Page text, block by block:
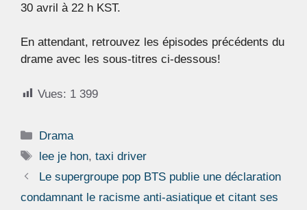
30 avril à 22 h KST.
En attendant, retrouvez les épisodes précédents du
drame avec les sous-titres ci-dessous!
Vues: 1 399
Catégories
Drama
Étiquettes
lee je hon,taxi driver
Le supergroupe pop BTS publie une déclaration
condamnant le racisme anti-asiatique et citant ses